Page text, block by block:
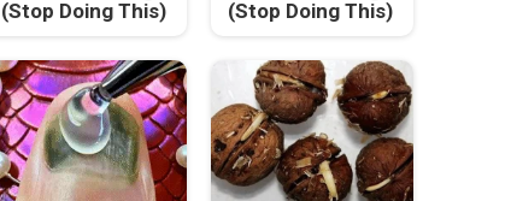
(Stop Doing This)
(Stop Doing This)